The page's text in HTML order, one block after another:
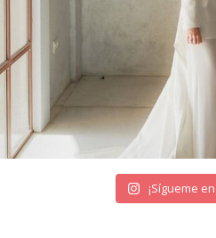
¡Sígueme